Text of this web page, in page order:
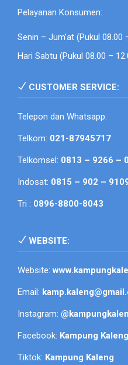
Pelayanan Konsumen:
Senin – Jum’at (Pukul 08.00
Hari Sabtu (Pukul 08.00 –
CUSTOMER SERVICE:
Telepon dan Whatsapp:
Telkom: 021-87945717
Telkomsel: 0813 – 9266 –
Indosat: 0815 – 902 –
Tri : 0896-8800-8043
WEBSITE:
Website:
Email:
Instagram:
Facebook: Kampung Kaleng
Tiktok: Kampung Kaleng